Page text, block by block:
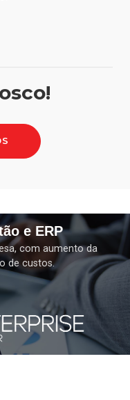
e ERP
com aumento da
de custos.